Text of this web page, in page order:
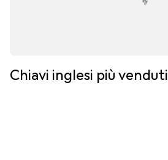
Chiavi inglesi più venduti